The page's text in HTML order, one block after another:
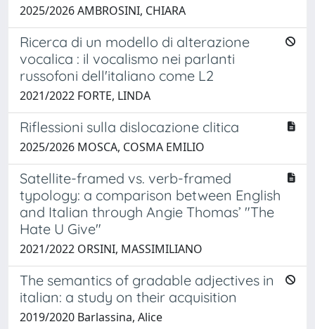
2025/2026 AMBROSINI, CHIARA
Ricerca di un modello di alterazione
vocalica : il vocalismo nei parlanti
russofoni dell'italiano come L2
2021/2022 FORTE, LINDA
Riflessioni sulla dislocazione clitica
2025/2026 MOSCA, COSMA EMILIO
Satellite-framed vs. verb-framed
typology: a comparison between English
and Italian through Angie Thomas’ "The
Hate U Give"
2021/2022 ORSINI, MASSIMILIANO
The semantics of gradable adjectives in
italian: a study on their acquisition
2019/2020 Barlassina, Alice